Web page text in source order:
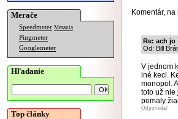
Merače
Speedmeter Merania
Pingmeter
Googlemeter
Hľadanie
Top články
Komentár,
Re: ach jo
Od: Bill
V jednom
iné keci.
monopol.
toto už nie
pomaly
Odpovedať